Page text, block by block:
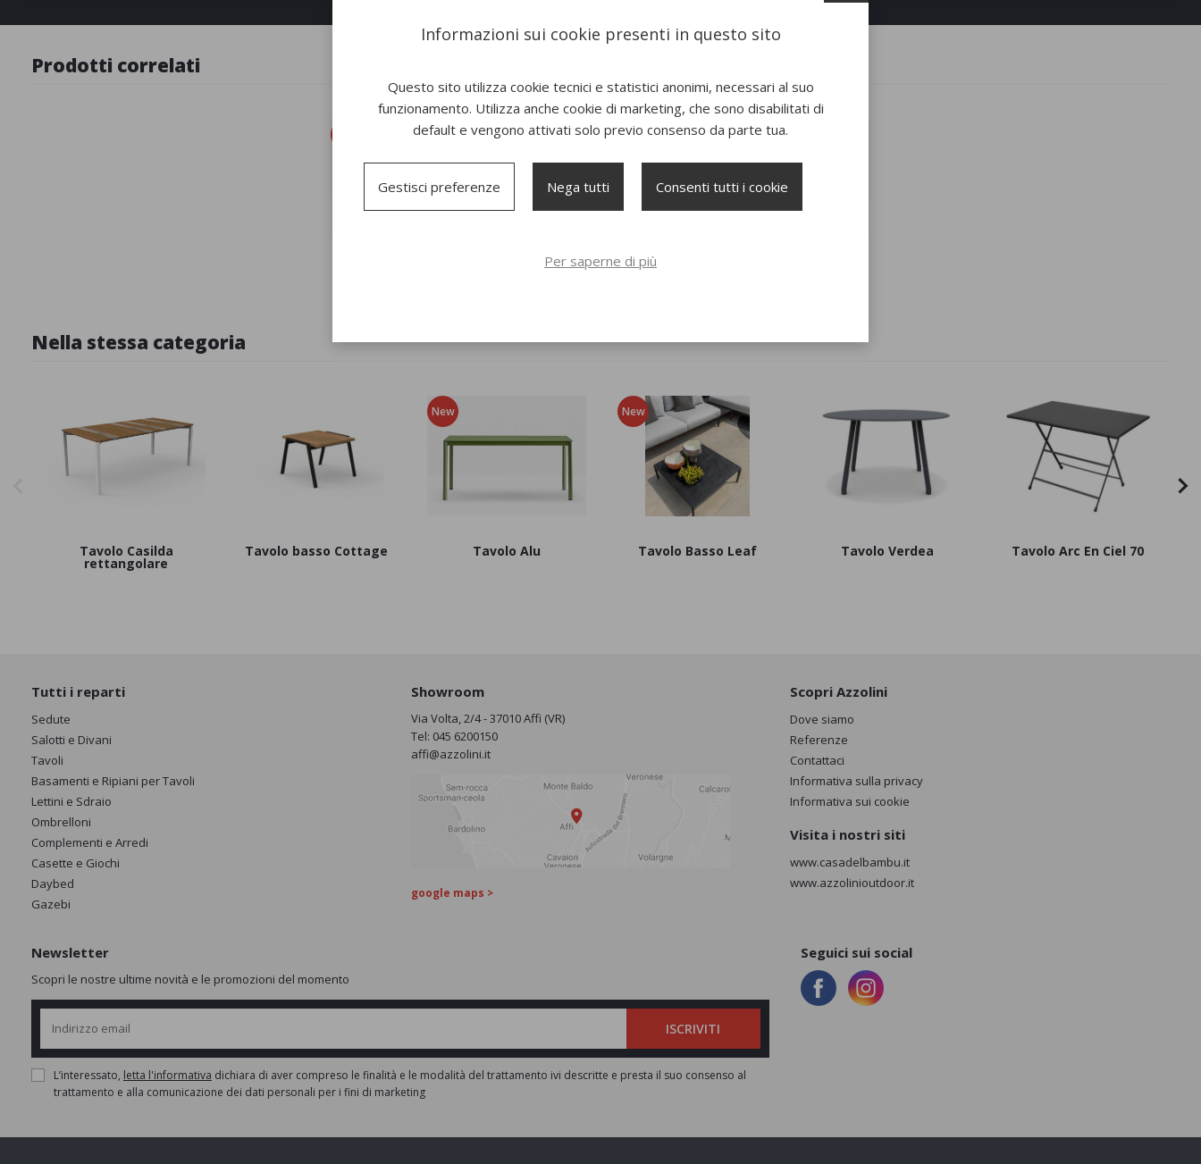
Prodotti correlati
New
Sedia Coney 3640
New
Nella stessa categoria
Tavolo Casilda
rettangolare
Tavolo basso Cottage
New
Tavolo Alu
New
Tavolo Basso Leaf Tavolo Verdea Tavolo Arc En Ciel 70
Tutti i reparti
Sedute
Salotti e Divani
Tavoli
Basamenti e Ripiani per Tavoli
Lettini e Sdraio
Ombrelloni
Complementi e Arredi
Casette e Giochi
Daybed
Gazebi
Showroom
Via Volta, 2/4 - 37010 Affi (VR)
Tel: 045 6200150
affi@azzolini.it
google maps >
Scopri Azzolini
Dove siamo
Referenze
Contattaci
Informativa sulla privacy
Informativa sui cookie
Visita i nostri siti
www.casadelbambu.it
www.azzolinioutdoor.it
Newsletter
Scopri le nostre ultime novità e le promozioni del momento
ISCRIVITI
L’interessato, letta l'informativa dichiara di aver compreso le finalità e le modalità del trattamento ivi descritte e presta il suo consenso al
trattamento e alla comunicazione dei dati personali per i fini di marketing
Seguici sui social
Informazioni sui cookie presenti in questo sito
Questo sito utilizza cookie tecnici e statistici anonimi, necessari al suo
funzionamento. Utilizza anche cookie di marketing, che sono disabilitati di
default e vengono attivati solo previo consenso da parte tua.
Gestisci preferenze Nega tutti Consenti tutti i cookie
Per saperne di più